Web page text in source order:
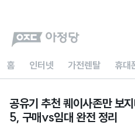
홈 인터넷 가전렌탈 휴대
공유기 추천 퀘이사존만
5, 구매vs임대 완전 정리